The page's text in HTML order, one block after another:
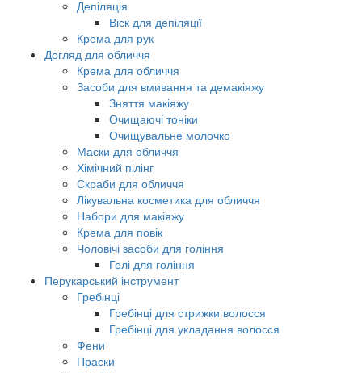
Депіляція
Віск для депіляції
Крема для рук
Догляд для обличчя
Крема для обличчя
Засоби для вмивання та демакіяжу
Зняття макіяжу
Очищаючі тоніки
Очищувальне молочко
Маски для обличчя
Хімічний пілінг
Скраби для обличчя
Лікувальна косметика для обличчя
Набори для макіяжу
Крема для повік
Чоловічі засоби для гоління
Гелі для гоління
Перукарський інструмент
Гребінці
Гребінці для стрижки волосся
Гребінці для укладання волосся
Фени
Праски